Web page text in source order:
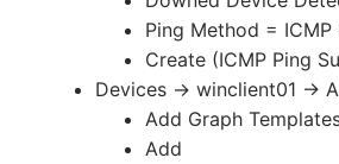
Ping Method = ICMP
Create (ICMP Ping
Devices -> winclient01 ->
Add Graph
Add